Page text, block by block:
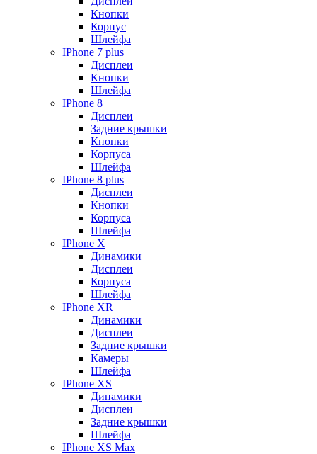
Кнопки
Корпус
Шлейфа
IPhone 7 plus
Дисплеи
Кнопки
Шлейфа
IPhone 8
Дисплеи
Задние крышки
Кнопки
Корпуса
Шлейфа
IPhone 8 plus
Дисплеи
Кнопки
Корпуса
Шлейфа
IPhone X
Динамики
Дисплеи
Корпуса
Шлейфа
IPhone XR
Динамики
Дисплеи
Задние крышки
Камеры
Шлейфа
IPhone XS
Динамики
Дисплеи
Задние крышки
Шлейфа
IPhone XS Max